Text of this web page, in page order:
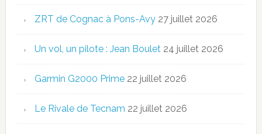
ZRT de Cognac à Pons-Avy 27 juillet 2026
Un vol, un pilote : Jean Boulet 24 juillet 2026
Garmin G2000 Prime 22 juillet 2026
Le Rivale de Tecnam 22 juillet 2026